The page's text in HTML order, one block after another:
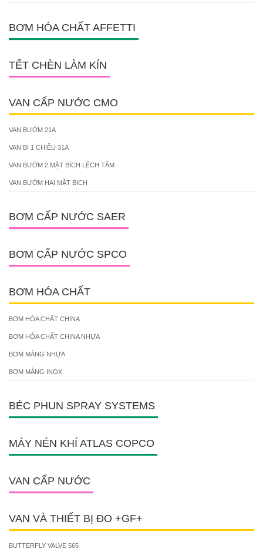
BƠM HÓA CHẤT AFFETTI
TẾT CHÈN LÀM KÍN
VAN CẤP NƯỚC CMO
VAN BƯỚM 21A
VAN BI 1 CHIỀU 31A
VAN BƯỚM 2 MẶT BÍCH LỆCH TÂM
VAN BƯỚM HAI MẶT BICH
BƠM CẤP NƯỚC SAER
BƠM CẤP NƯỚC SPCO
BƠM HÓA CHẤT
BƠM HÓA CHẤT CHINA
BƠM HÓA CHẤT CHINA NHỰA
BƠM MÀNG NHỰA
BƠM MÀNG INOX
BÉC PHUN SPRAY SYSTEMS
MÁY NÉN KHÍ ATLAS COPCO
VAN CẤP NƯỚC
VAN VÀ THIẾT BỊ ĐO +GF+
BUTTERFLY VALVE 565